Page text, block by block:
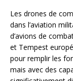
Les drones de
dans l’aviation
d’avions de
et Tempest
pour remplir les
mais avec des